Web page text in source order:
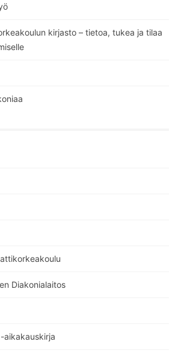
kirjasto – tietoa, tukea ja tilaa
Diakonialaitos
aikakauskirja